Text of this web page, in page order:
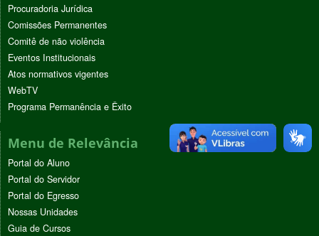
Procuradoria Jurídica
Comissões Permanentes
Comitê de não violência
Eventos Institucionais
Atos normativos vigentes
WebTV
Programa Permanência e Êxito
Menu de Relevância
Portal do Aluno
Portal do Servidor
Portal do Egresso
Nossas Unidades
Guia de Cursos